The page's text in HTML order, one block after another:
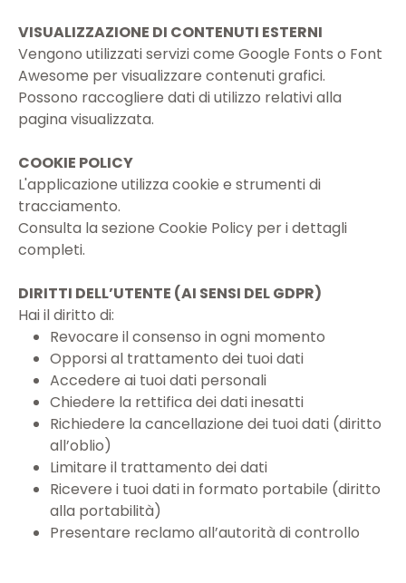
VISUALIZZAZIONE DI CONTENUTI ESTERNI
Vengono utilizzati servizi come Google Fonts o Font
Awesome per visualizzare contenuti grafici.
Possono raccogliere dati di utilizzo relativi alla
pagina visualizzata.
COOKIE POLICY
L'applicazione utilizza cookie e strumenti di
tracciamento.
Consulta la sezione Cookie Policy per i dettagli
completi.
DIRITTI DELL’UTENTE (AI SENSI DEL GDPR)
Hai il diritto di:
Revocare il consenso in ogni momento
Opporsi al trattamento dei tuoi dati
Accedere ai tuoi dati personali
Chiedere la rettifica dei dati inesatti
Richiedere la cancellazione dei tuoi dati (diritto
all’oblio)
Limitare il trattamento dei dati
Ricevere i tuoi dati in formato portabile (diritto
alla portabilità)
Presentare reclamo all’autorità di controllo